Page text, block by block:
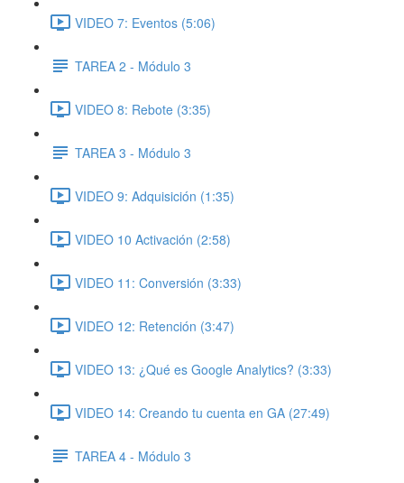
VIDEO 7: Eventos (5:06)
TAREA 2 - Módulo 3
VIDEO 8: Rebote (3:35)
TAREA 3 - Módulo 3
VIDEO 9: Adquisición (1:35)
VIDEO 10 Activación (2:58)
VIDEO 11: Conversión (3:33)
VIDEO 12: Retención (3:47)
VIDEO 13: ¿Qué es Google Analytics? (3:33)
VIDEO 14: Creando tu cuenta en GA (27:49)
TAREA 4 - Módulo 3